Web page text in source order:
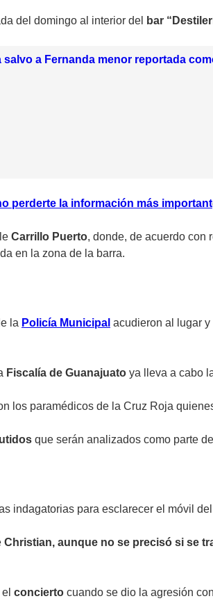
del domingo al interior del bar
salvo a Fernanda menor reportada
perderte la información más important
Carrillo Puerto, donde, de acuerdo con
en la zona de la barra.
la Policía Municipal acudieron al lugar
Fiscalía de Guanajuato ya lleva a cabo
los paramédicos de la Cruz Roja
que serán analizados como parte
indagatorias para esclarecer el móvil
Christian, aunque no se precisó si se
concierto cuando se dio la agresión